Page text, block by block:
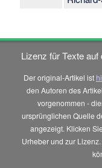
Lizenz für Texte auf
Der original-Artikel ist
den Autoren des
vorgenommen -
ursprünglichen Quelle
angezeigt. Klicken
Urheber und zur